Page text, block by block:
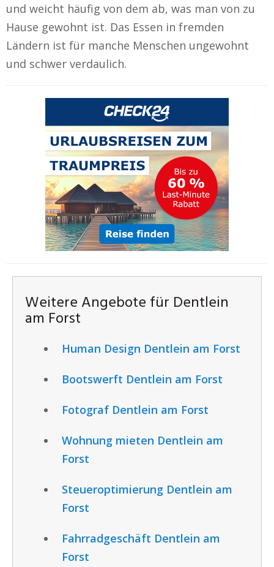
und weicht häufig von dem ab, was man von zu
Hause gewohnt ist. Das Essen in fremden
Ländern ist für manche Menschen ungewohnt
und schwer verdaulich.
Weitere Angebote für Dentlein
am Forst
Human Design Dentlein am Forst
Bootswerft Dentlein am Forst
Fotograf Dentlein am Forst
Wohnung mieten Dentlein am
Forst
Steueroptimierung Dentlein am
Forst
Fahrradgeschäft Dentlein am
Forst